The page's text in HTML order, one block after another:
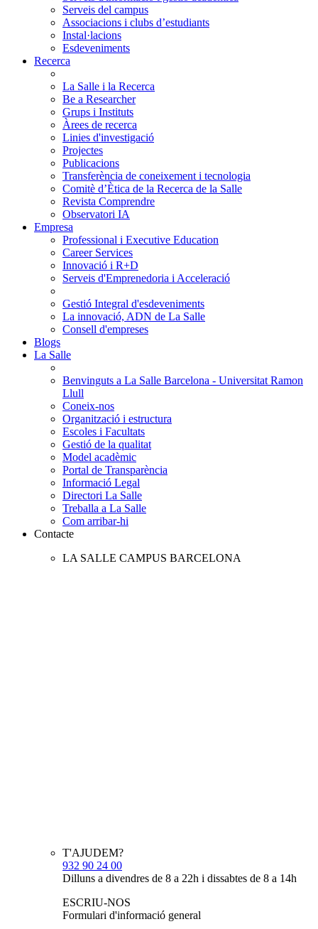
Serveis del campus
Associacions i clubs d’estudiants
Instal·lacions
Esdeveniments
Recerca
La Salle i la Recerca
Be a Researcher
Grups i Instituts
Àrees de recerca
Linies d'investigació
Projectes
Publicacions
Transferència de coneixement i tecnologia
Comitè d’Ètica de la Recerca de la Salle
Revista Comprendre
Observatori IA
Empresa
Professional i Executive Education
Career Services
Innovació i R+D
Serveis d'Emprenedoria i Acceleració
Gestió Integral d'esdeveniments
La innovació, ADN de La Salle
Consell d'empreses
Blogs
La Salle
Benvinguts a La Salle Barcelona - Universitat Ramon
Llull
Coneix-nos
Organització i estructura
Escoles i Facultats
Gestió de la qualitat
Model acadèmic
Portal de Transparència
Informació Legal
Directori La Salle
Treballa a La Salle
Com arribar-hi
Contacte
LA SALLE CAMPUS BARCELONA
T'AJUDEM?
932 90 24 00
Dilluns a divendres de 8 a 22h i dissabtes de 8 a 14h
ESCRIU-NOS
Formulari d'informació general